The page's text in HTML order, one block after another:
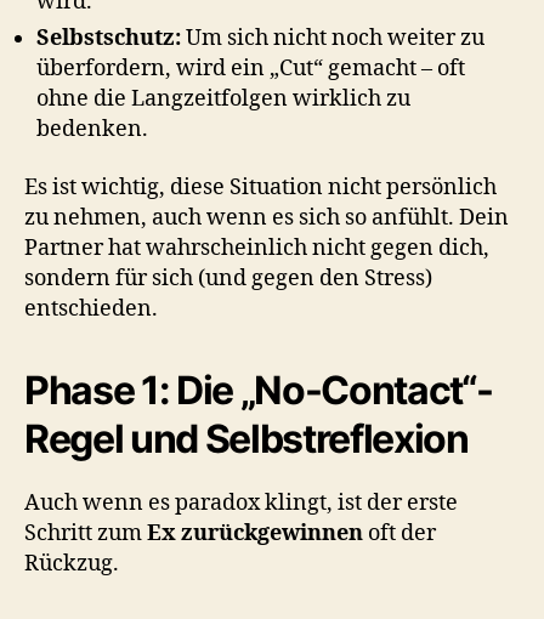
Selbstschutz:Um sich nicht noch weiter zu
überfordern, wird ein „Cut“ gemacht – oft
ohne die Langzeitfolgen wirklich zu
bedenken.
Es ist wichtig, diese Situation nicht persönlich
zu nehmen, auch wenn es sich so anfühlt. Dein
Partner hat wahrscheinlich nicht gegen dich,
sondern für sich (und gegen den Stress)
entschieden.
Phase 1: Die „No-Contact“-
Regel und Selbstreflexion
Auch wenn es paradox klingt, ist der erste
Schritt zumEx zurückgewinnen oft der
Rückzug.